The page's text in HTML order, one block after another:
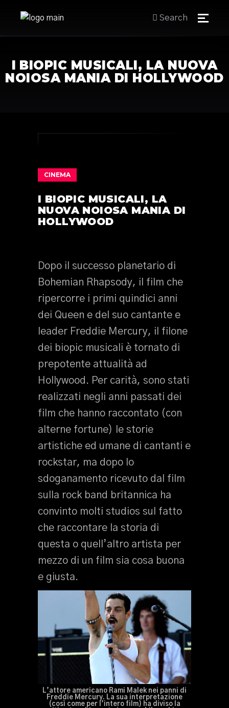
Search
I BIOPIC MUSICALI, LA NUOVA
NOIOSA MANIA DI HOLLYWOOD
CINEMA
I BIOPIC MUSICALI, LA
NUOVA NOIOSA MANIA DI
HOLLYWOOD
Dopo il successo planetario di
Bohemian Rhapsody, il film che
ripercorre i primi quindici anni
dei Queen e del suo cantante e
leader Freddie Mercury, il filone
dei biopic musicali è tornato di
prepotente attualità ad
Hollywood. Per carità, sono stati
realizzati negli anni passati dei
film che hanno raccontato (con
alterne fortune) le storie
artistiche ed umane di cantanti e
rockstar, ma dopo lo
sdoganamento ricevuto dal film
sulla rock band britannica ha
convinto molti studios sul fatto
che raccontare la storia di
questa o quell’altro artista per
mezzo di un film sia cosa buona
e giusta.
L’attore americano Rami Malek nei panni di
Freddie Mercury. La sua interpretazione
(così come per l’intero film) ha diviso la